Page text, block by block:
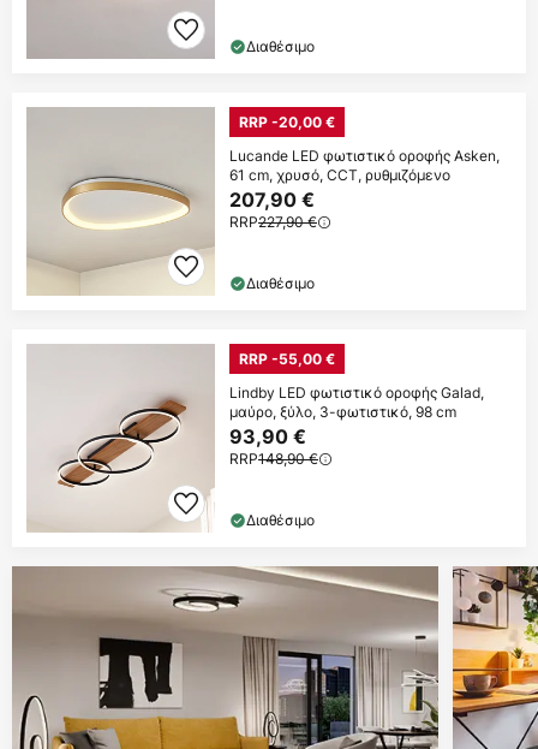
Διαθέσιμο
RRP -20,00 €
Lucande LED φωτιστικό οροφής Asken,
61 cm, χρυσό, CCT, ρυθμιζόμενο
207,90 €
RRP227,90 €
Διαθέσιμο
RRP -55,00 €
Lindby LED φωτιστικό οροφής Galad,
μαύρο, ξύλο, 3-φωτιστικό, 98 cm
93,90 €
RRP148,90 €
Διαθέσιμο